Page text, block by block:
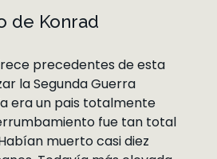
de Konrad
precedentes de esta
la Segunda Guerra
era un pais totalmente
fue tan total
muerto casi diez